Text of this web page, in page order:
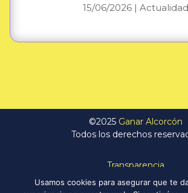
15/06/2026| Actualidad
©2025 Ganar Alcorcón
Todos los derechos
Transparencia
Política de Privacidad
Aviso Legal
Usamos cookies para asegurar que te